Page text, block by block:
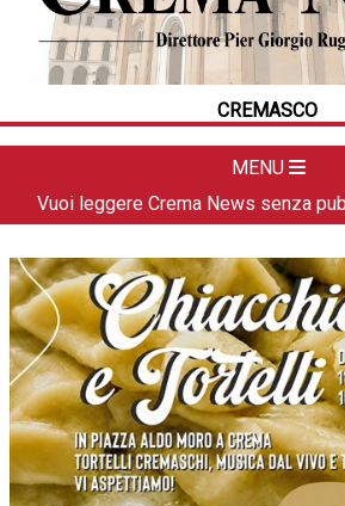
CREMASCO
MENU
LA FOTO
DAL TERRITORIO
APPUNTAMENTI
CREMASCO
OROSCOPO
LA PIAZZA
ANIMALI
NECROLOGI
ACCEDI
Vuoi leggere Crema News senza